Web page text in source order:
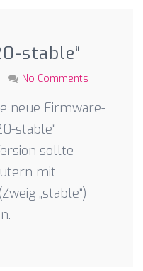
stable“
No Comments
neue Firmware-
stable“
sollte
mit
„stable“)